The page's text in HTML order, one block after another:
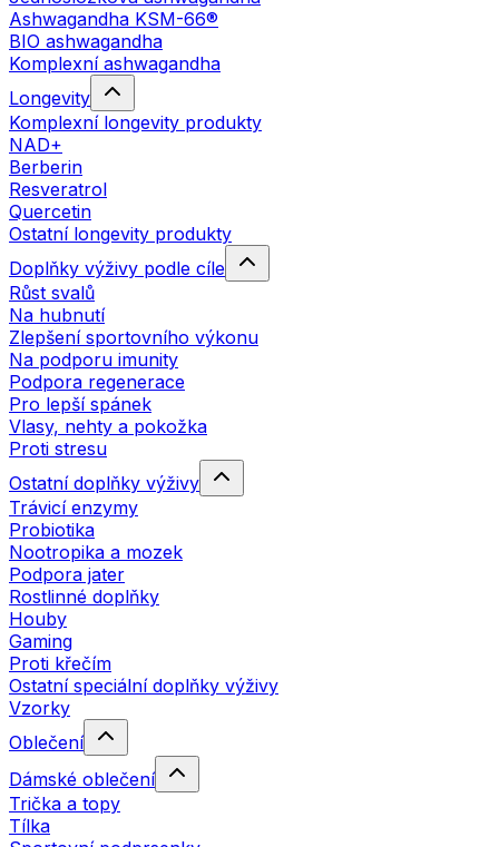
Ashwagandha KSM-66®
BIO ashwagandha
Komplexní ashwagandha
Longevity
Komplexní longevity produkty
NAD+
Berberin
Resveratrol
Quercetin
Ostatní longevity produkty
Doplňky výživy podle cíle
Růst svalů
Na hubnutí
Zlepšení sportovního výkonu
Na podporu imunity
Podpora regenerace
Pro lepší spánek
Vlasy, nehty a pokožka
Proti stresu
Ostatní doplňky výživy
Trávicí enzymy
Probiotika
Nootropika a mozek
Podpora jater
Rostlinné doplňky
Houby
Gaming
Proti křečím
Ostatní speciální doplňky výživy
Vzorky
Oblečení
Dámské oblečení
Trička a topy
Tílka